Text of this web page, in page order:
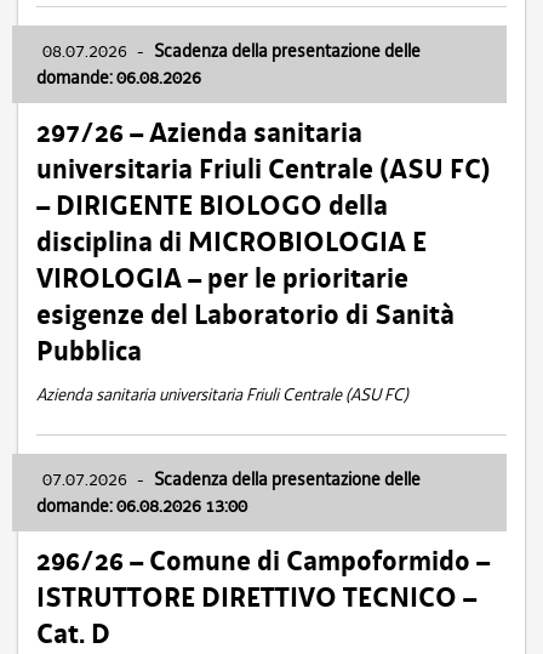
08.07.2026 - Scadenza della presentazione delle
domande: 06.08.2026
297/26 – Azienda sanitaria
universitaria Friuli Centrale (ASU FC)
– DIRIGENTE BIOLOGO della
disciplina di MICROBIOLOGIA E
VIROLOGIA – per le prioritarie
esigenze del Laboratorio di Sanità
Pubblica
Azienda sanitaria universitaria Friuli Centrale (ASU FC)
07.07.2026 - Scadenza della presentazione delle
domande: 06.08.2026 13:00
296/26 – Comune di Campoformido –
ISTRUTTORE DIRETTIVO TECNICO –
Cat. D